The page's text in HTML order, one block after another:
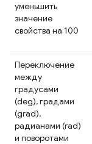
уменьшить
значение
свойства на 100
Переключение
между
градусами
(deg), градами
(grad),
радианами (rad)
и поворотами